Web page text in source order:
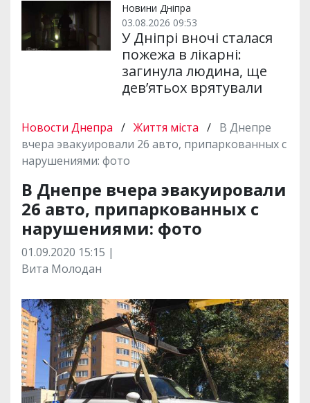
Новини Дніпра
03.08.2026 09:53
У Дніпрі вночі сталася
пожежа в лікарні:
загинула людина, ще
дев’ятьох врятували
Новости Днепра / Життя міста / В Днепре
вчера эвакуировали 26 авто, припаркованных с
нарушениями: фото
В Днепре вчера эвакуировали
26 авто, припаркованных с
нарушениями: фото
01.09.2020 15:15 |
Вита Молодан